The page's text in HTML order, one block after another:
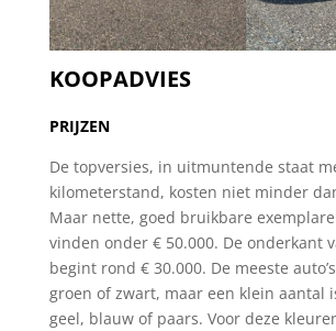
KOOPADVIES
PRIJZEN
De topversies, in uitmuntende staat
kilometerstand, kosten niet minder
Maar nette, goed bruikbare
vinden onder € 50.000. De onderkant
begint rond € 30.000. De meeste
groen of zwart, maar een klein aantal
geel, blauw of paars. Voor deze